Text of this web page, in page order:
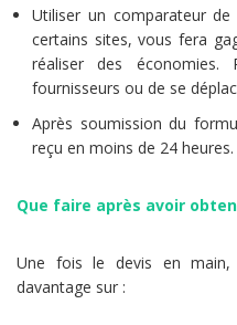
Utiliser un comparateur
certains sites, vous fera
réaliser des économies.
fournisseurs ou de se
Après soumission du
reçu en moins de 24 heures.
Que faire après avoir
Une fois le devis en
davantage sur :